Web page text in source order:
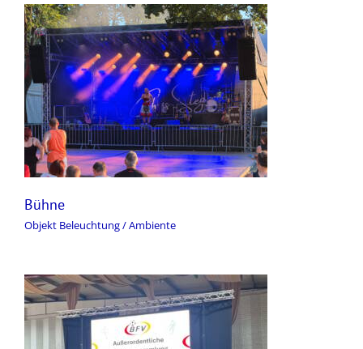
Bühne
Objekt Beleuchtung / Ambiente